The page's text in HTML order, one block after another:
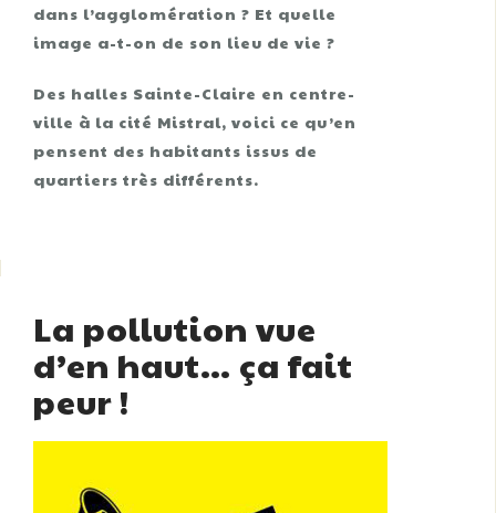
dans l’agglomération ? Et quelle
image a-t-on de son lieu de vie ?
Des halles Sainte-Claire en centre-
ville à la cité Mistral, voici ce qu’en
pensent des habitants issus de
quartiers très différents.
La pollution vue
d’en haut… ça fait
peur !